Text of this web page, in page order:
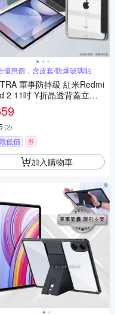
優惠價，含皮套/防爆玻璃貼
軍事防摔級 紅米Redmi
2 11吋 Y折晶透背蓋立架
套+9H玻璃貼(合購價)
(2)
低價 券
加入購物車